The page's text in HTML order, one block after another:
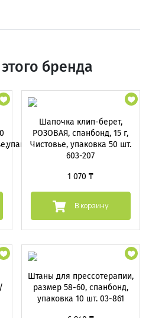
бренда
Шапочка клип-берет,
РОЗОВАЯ, спанбонд, 15 г,
Чистовье, упаковка 50 шт.
603-207
1 070 ₸
В корзину
Штаны для прессотерапии,
размер 58-60, спанбонд,
упаковка 10 шт. 03-861